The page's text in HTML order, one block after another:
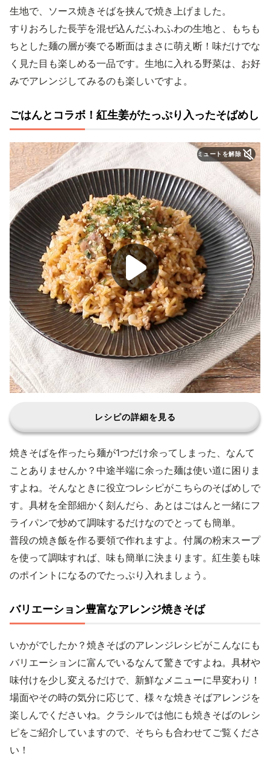
生地で、ソース焼きそばを挟んで焼き上げました。
すりおろした長芋を混ぜ込んだふわふわの生地と、もちも
ちとした麺の層が奏でる断面はまさに萌え断！味だけでな
く見た目も楽しめる一品です。生地に入れる野菜は、お好
みでアレンジしてみるのも楽しいですよ。
ごはんとコラボ！紅生姜がたっぷり入ったそばめし
ミュートを解除
レシピの詳細を見る
焼きそばを作ったら麺が1つだけ余ってしまった、なんて
ことありませんか？中途半端に余った麺は使い道に困りま
すよね。そんなときに役立つレシピがこちらのそばめしで
す。具材を全部細かく刻んだら、あとはごはんと一緒にフ
ライパンで炒めて調味するだけなのでとっても簡単。
普段の焼き飯を作る要領で作れますよ。付属の粉末スープ
を使って調味すれば、味も簡単に決まります。紅生姜も味
のポイントになるのでたっぷり入れましょう。
バリエーション豊富なアレンジ焼きそば
いかがでしたか？焼きそばのアレンジレシピがこんなにも
バリエーションに富んでいるなんて驚きですよね。具材や
味付けを少し変えるだけで、新鮮なメニューに早変わり！
場面やその時の気分に応じて、様々な焼きそばアレンジを
楽しんでくださいね。クラシルでは他にも焼きそばのレシ
ピをご紹介していますので、そちらも合わせてご覧くださ
い！